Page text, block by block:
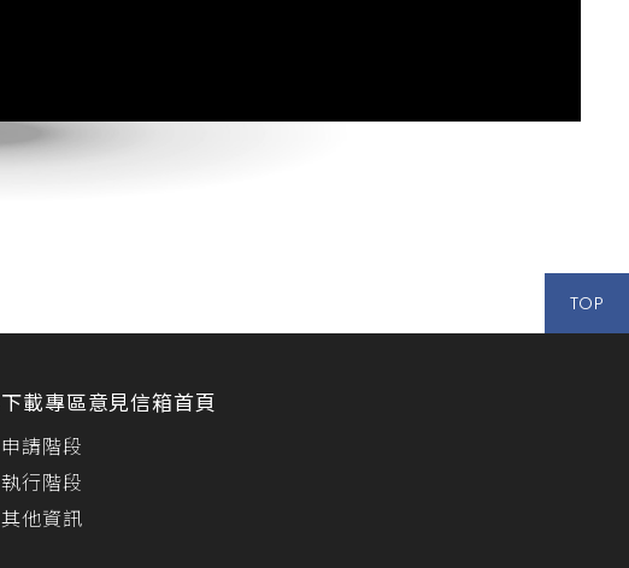
TOP
下載專區
申請階段
執行階段
其他資訊
意見信箱首頁